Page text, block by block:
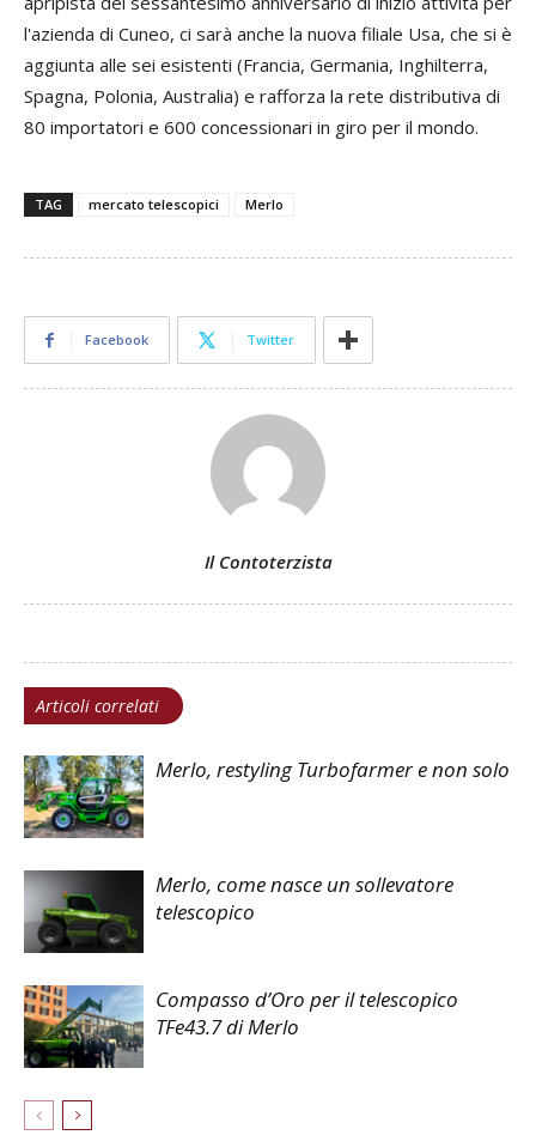
l'azienda di Cuneo, ci sarà anche la nuova filiale Usa, che si è
aggiunta alle sei esistenti (Francia, Germania, Inghilterra,
Spagna, Polonia, Australia) e rafforza la rete distributiva di
80 importatori e 600 concessionari in giro per il mondo.
TAG mercato telescopici Merlo
Facebook Twitter
Il Contoterzista
Articoli correlati
Merlo, restyling Turbofarmer e non solo
Merlo, come nasce un sollevatore
telescopico
Compasso d’Oro per il telescopico
TFe43.7 di Merlo